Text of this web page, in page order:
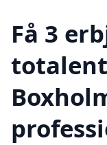
Få 3